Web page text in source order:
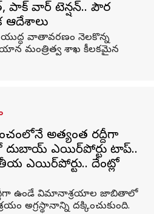
పాక్ వార్ టెన్షన్.. పౌర
వాతావరణం నెలకొన్న
మంత్రిత్వ శాఖ కీలకమైన
అత్యంత రద్దీగా
ఎయిర్‌పోర్టు టాప్..
ఎయిర్‌పోర్టు.. దేంట్లో
ఉండే విమానాశ్రయాల జాబితాలో
దక్కించుకుంది.